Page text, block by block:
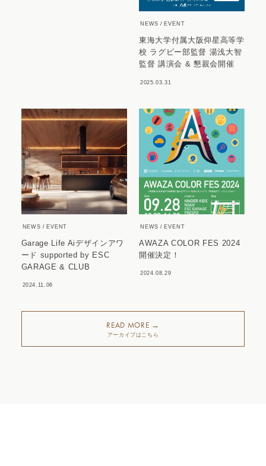
NEWS EVENT
東海大学付属大阪仰星高等学
校 ラグビー部監督 湯浅大智
監督 講演会 & 懇親会開催
2025.03.31
NEWS EVENT
Garage Life Aiデザインアワ
ード supported by ESC
GARAGE & CLUB
2024.11.06
NEWS EVENT
AWAZA COLOR FES 2024
開催決定！
2024.08.29
READ MORE →
アーカイブはこちら